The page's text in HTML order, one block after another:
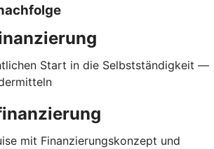
Start in die Selbstständigkeit —
mit Finanzierungskonzept und